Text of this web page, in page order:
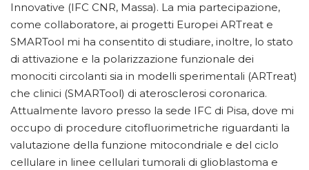
Innovative (IFC CNR, Massa). La mia partecipazione,
come collaboratore, ai progetti Europei ARTreat e
SMARTool mi ha consentito di studiare, inoltre, lo stato
di attivazione e la polarizzazione funzionale dei
monociti circolanti sia in modelli sperimentali (ARTreat)
che clinici (SMARTool) di aterosclerosi coronarica.
Attualmente lavoro presso la sede IFC di Pisa, dove mi
occupo di procedure citofluorimetriche riguardanti la
valutazione della funzione mitocondriale e del ciclo
cellulare in linee cellulari tumorali di glioblastoma e